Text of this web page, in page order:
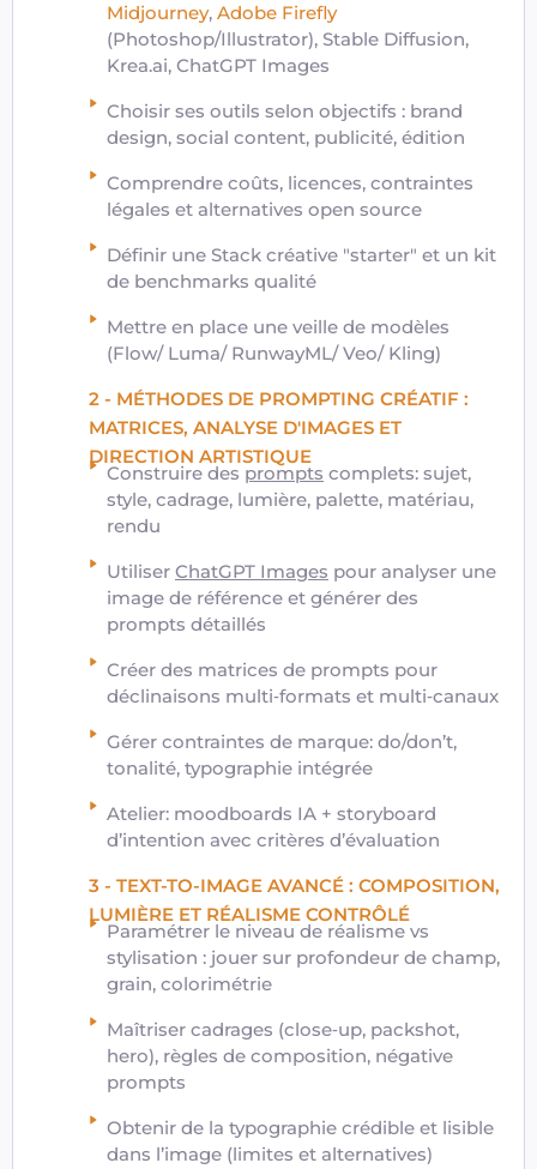
Midjourney, Adobe Firefly
(Photoshop/Illustrator), Stable Diffusion,
Krea.ai, ChatGPT Images
Choisir ses outils selon objectifs : brand
design, social content, publicité, édition
Comprendre coûts, licences, contraintes
légales et alternatives open source
Définir une Stack créative "starter" et un kit
de benchmarks qualité
Mettre en place une veille de modèles
(Flow/ Luma/ RunwayML/ Veo/ Kling)
2 - MÉTHODES DE PROMPTING CRÉATIF :
MATRICES, ANALYSE D'IMAGES ET
DIRECTION ARTISTIQUE
Construire des prompts complets: sujet,
style, cadrage, lumière, palette, matériau,
rendu
Utiliser ChatGPT Images pour analyser une
image de référence et générer des
prompts détaillés
Créer des matrices de prompts pour
déclinaisons multi‑formats et multi‑canaux
Gérer contraintes de marque: do/don’t,
tonalité, typographie intégrée
Atelier: moodboards IA + storyboard
d’intention avec critères d’évaluation
3 - TEXT-TO-IMAGE AVANCÉ : COMPOSITION,
LUMIÈRE ET RÉALISME CONTRÔLÉ
Paramétrer le niveau de réalisme vs
stylisation : jouer sur profondeur de champ,
grain, colorimétrie
Maîtriser cadrages (close‑up, packshot,
hero), règles de composition, négative
prompts
Obtenir de la typographie crédible et lisible
dans l’image (limites et alternatives)